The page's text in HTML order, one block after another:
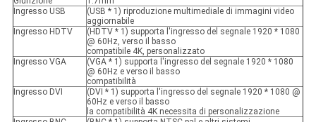
Ingresso USB
(USB * 1) riproduzione multimediale di immagini video
aggiornabile
Ingresso HDTV
(HDTV * 1) supporta l'ingresso del segnale 1920 * 1080
@ 60Hz, verso il basso
compatibile 4K, personalizzato
Ingresso VGA
(VGA * 1) supporta l'ingresso del segnale 1920 * 1080
@ 60Hz e verso il basso
compatibilità
Ingresso DVI
(DVI * 1) supporta l'ingresso del segnale 1920 * 1080 @
60Hz e verso il basso
la compatibilità 4K necessita di personalizzazione